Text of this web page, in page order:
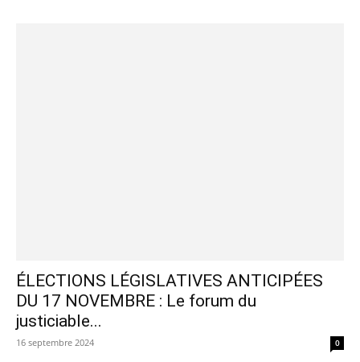
ÉLECTIONS LÉGISLATIVES ANTICIPÉES
DU 17 NOVEMBRE : Le forum du
justiciable...
16 septembre 2024 0